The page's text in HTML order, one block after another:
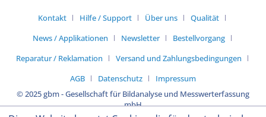
Kontakt Hilfe / Support Über uns
Qualität
News / Applikationen
Newsletter
Bestellvorgang
Reparatur / Reklamation
Versand und Zahlungsbedingungen
AGB
Datenschutz
Impressum
© 2025 gbm - Gesellschaft für Bildanalyse und Messwerterfassung
mbH